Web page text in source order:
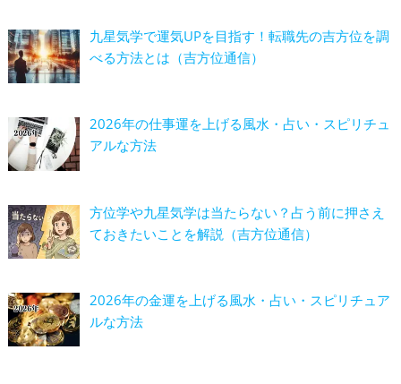
九星気学で運気UPを目指す！転職先の吉方位を調
べる方法とは（吉方位通信）
2026年の仕事運を上げる風水・占い・スピリチュ
アルな方法
方位学や九星気学は当たらない？占う前に押さえ
ておきたいことを解説（吉方位通信）
2026年の金運を上げる風水・占い・スピリチュア
ルな方法